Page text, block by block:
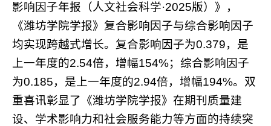
影响因子年报（人文社会科学·2025版）》，
《潍坊学院学报》复合影响因子与综合影响因子
均实现跨越式增长。复合影响因子为0.379，是
上一年度的2.54倍，增幅154%；综合影响因子
为0.185，是上一年度的2.94倍，增幅194%。双
重喜讯彰显了《潍坊学院学报》在期刊质量建
设、学术影响力和社会服务能力等方面的持续突